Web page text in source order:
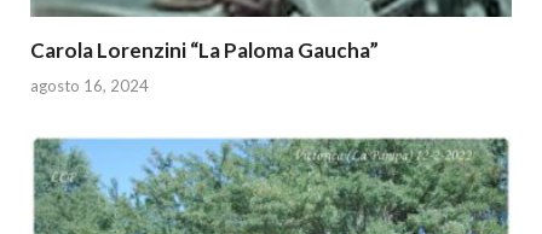
Carola Lorenzini “La Paloma Gaucha”
agosto 16, 2024